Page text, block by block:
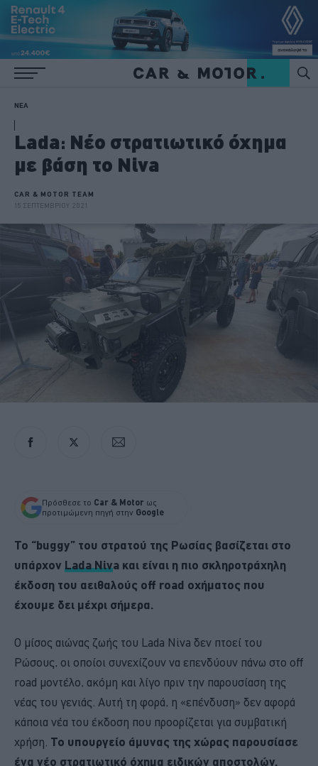
ΝΕΑ
Lada: Νέο στρατιωτικό όχημα
με βάση το Niva
CAR & MOTOR TEAM
15 ΣΕΠΤΕΜΒΡΙΟΥ 2021
Πρόσθεσε το Car & Motor ως
προτιμώμενη πηγή στην Google
To “buggy” του στρατού της Ρωσίας βασίζεται στο
υπάρχον Lada Niva και είναι η πιο σκληροτράχηλη
έκδοση του αειθαλούς off road οχήματος που
έχουμε δει μέχρι σήμερα.
Ο μίσος αιώνας ζωής του Lada Niva δεν πτοεί του
Ρώσους, οι οποίοι συνεχίζουν να επενδύουν πάνω στο off
road μοντέλο, ακόμη και λίγο πριν την παρουσίαση της
νέας του γενιάς. Αυτή τη φορά, η «επένδυση» δεν αφορά
κάποια νέα του έκδοση που προορίζεται για συμβατική
χρήση. Το υπουργείο άμυνας της χώρας παρουσίασε
ένα νέο στρατιωτικό όχημα ειδικών αποστολών,